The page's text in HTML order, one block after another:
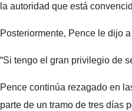
la autoridad que está
Posteriormente, Pence le dijo
“Si tengo el gran privilegio de
Pence continúa rezagado en
parte de un tramo de tres días